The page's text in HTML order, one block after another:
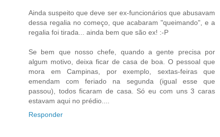
Ainda suspeito que deve ser ex-funcionários que abusavam
dessa regalia no começo, que acabaram "queimando", e a
regalia foi tirada... ainda bem que são ex! :-P
Se bem que nosso chefe, quando a gente precisa por
algum motivo, deixa ficar de casa de boa. O pessoal que
mora em Campinas, por exemplo, sextas-feiras que
emendam com feriado na segunda (igual esse que
passou), todos ficaram de casa. Só eu com uns 3 caras
estavam aqui no prédio....
Responder